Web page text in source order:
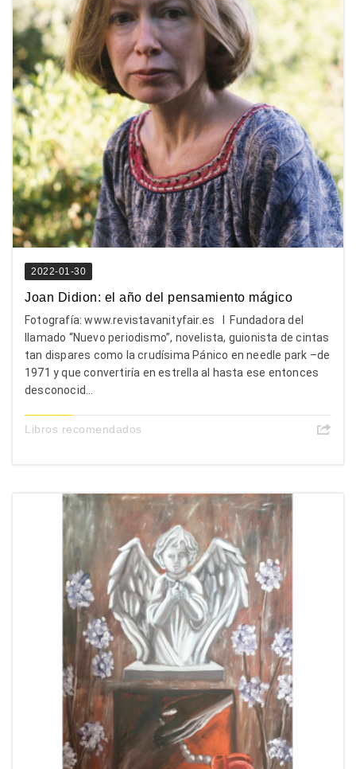
2022-01-30
Joan Didion: el año del pensamiento mágico
Fotografía: www.revistavanityfair.es I Fundadora del
llamado “Nuevo periodismo”, novelista, guionista de cintas
tan dispares como la crudísima Pánico en needle park –de
1971 y que convertiría en estrella al hasta ese entonces
desconocid...
Libros recomendados